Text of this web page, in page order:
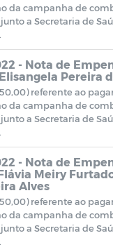
da campanha de
junto a Secretaria de
- Nota de
Pereira
referente ao
da campanha de
junto a Secretaria de
- Nota de
Meiry
Alves
referente ao
da campanha de
junto a Secretaria de